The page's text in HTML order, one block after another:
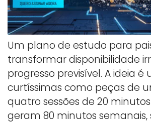
Um plano de estudo para
transformar disponibilidade
progresso previsível. A ideia é
curtíssimas como peças de
quatro sessões de 20
geram 80 minutos semanais,